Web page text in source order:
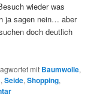
wieder was
ja sagen nein… aber
doch deutlich
mit Baumwolle,
,Seide,Shopping,